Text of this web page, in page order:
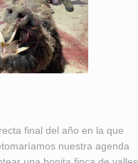
final del año en la que
nuestra agenda